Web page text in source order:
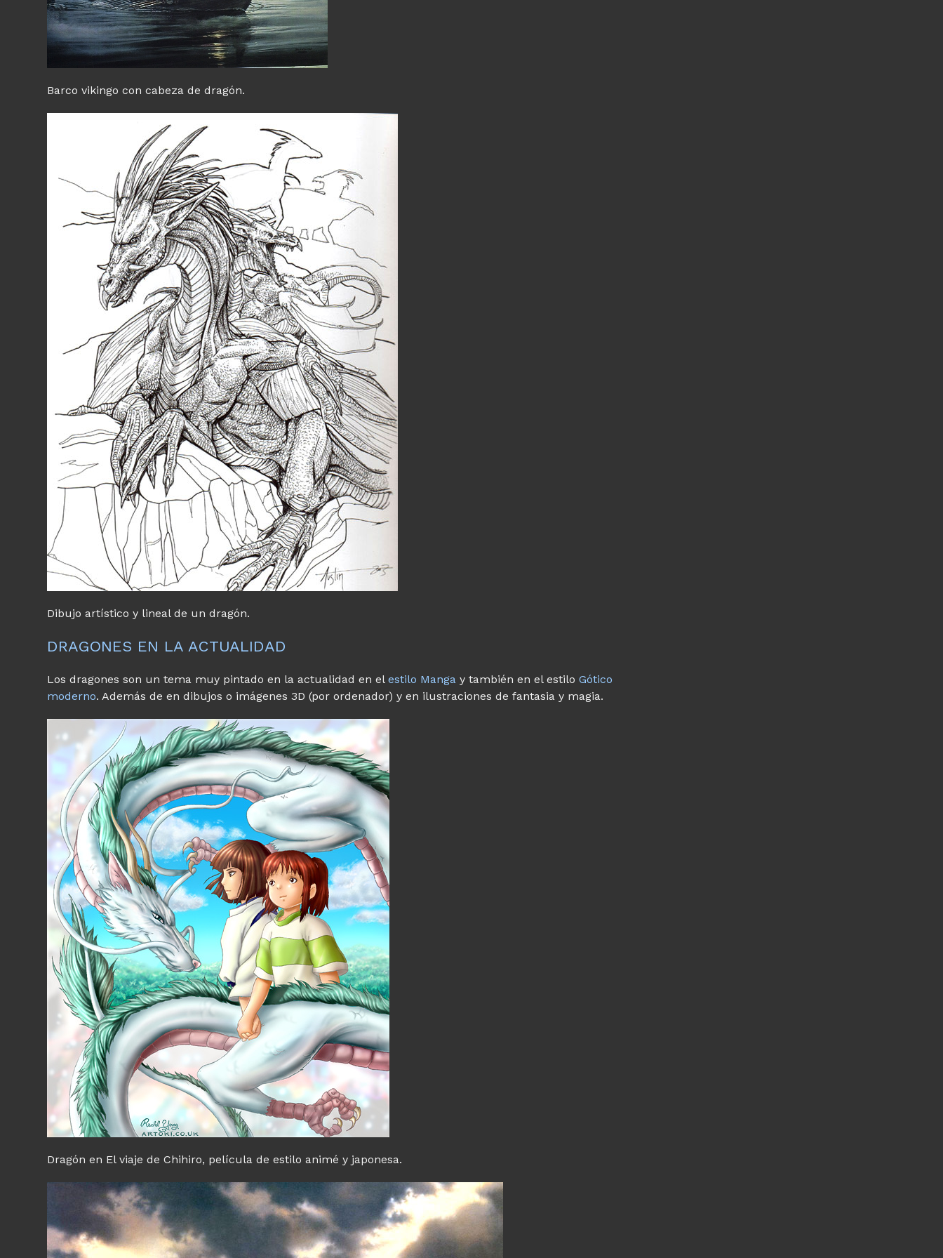
Barco vikingo con cabeza de dragón.
Dibujo artístico y lineal de un dragón.
DRAGONES EN LA ACTUALIDAD
Los dragones son un tema muy pintado en la actualidad en elestilo Manga y también en el estiloGótico
moderno. Además de en dibujos o imágenes 3D (por ordenador) y en ilustraciones de fantasia y magia.
Dragón en El viaje de Chihiro, película de estilo animé y japonesa.